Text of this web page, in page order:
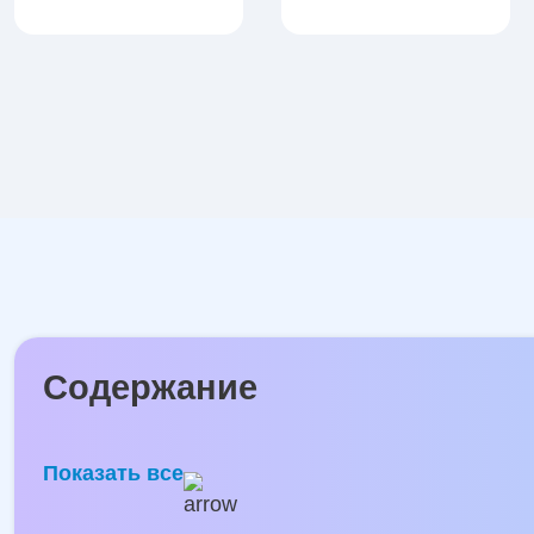
Содержание
Показать все